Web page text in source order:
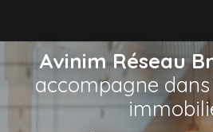
Avinim Réseau
accompagne